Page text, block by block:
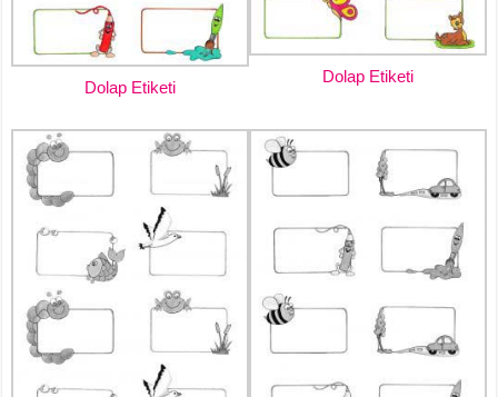
Dolap Etiketi
Dolap Etiketi